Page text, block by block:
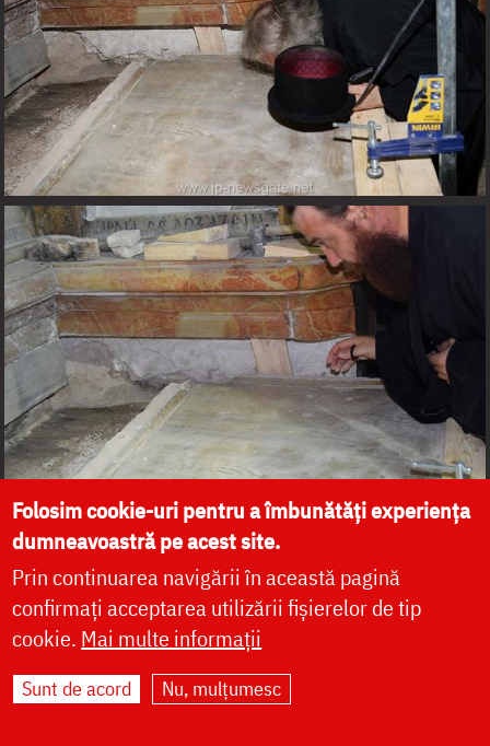
Folosim cookie-uri pentru a îmbunătăți experiența
dumneavoastră pe acest site.
Prin continuarea navigării în această pagină
confirmați acceptarea utilizării fișierelor de tip
cookie. Mai multe informații
Sunt de acord Nu, mulțumesc